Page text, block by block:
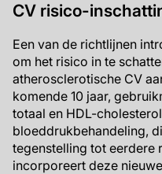
CV risico-
Een van de richtlijnen
om het risico in te
atherosclerotische CV
komende 10 jaar,
totaal en HDL-
bloeddrukbehandeling,
tegenstelling tot eerdere
incorporeert deze